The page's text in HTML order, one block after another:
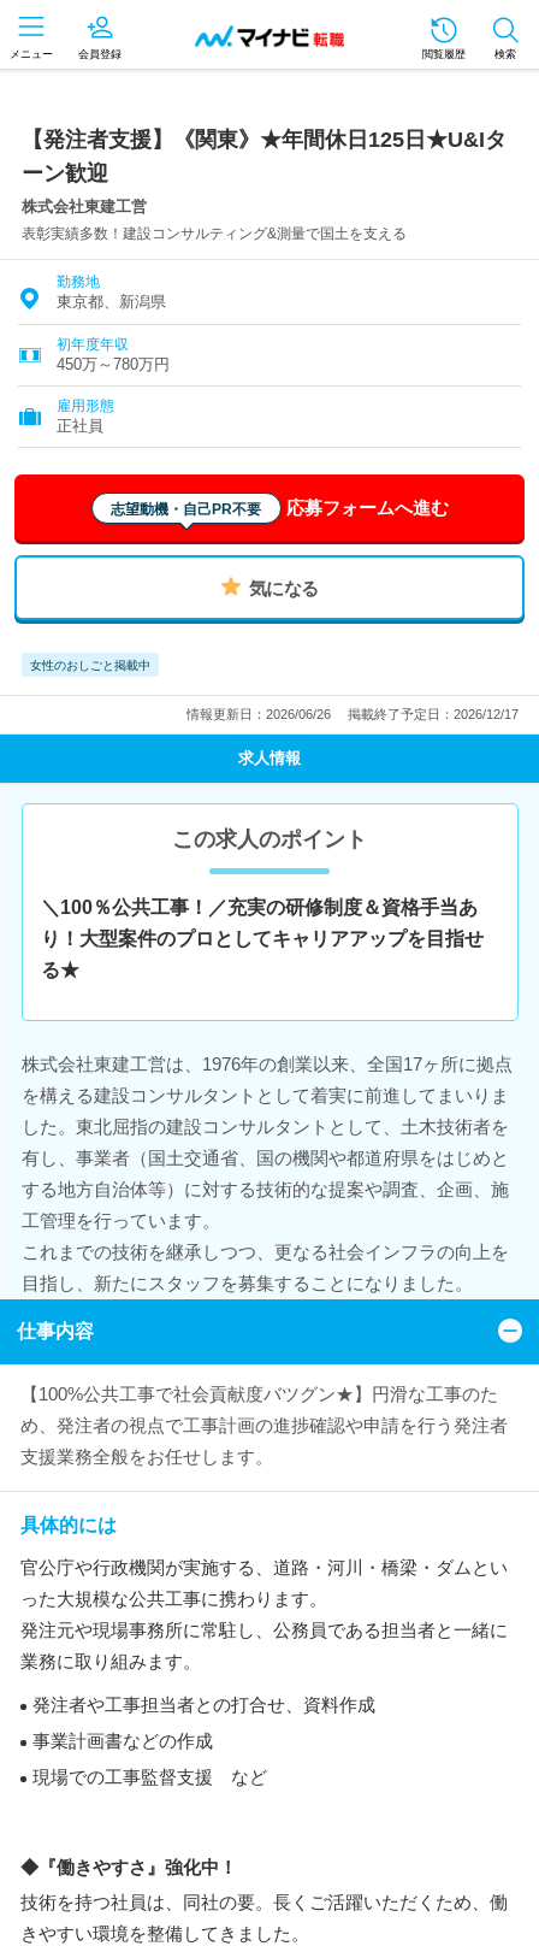
メニュー 会員登録 閲覧履歴 検索
【発注者支援】《関東》★年間休日125日★U&Iタ
ーン歓迎
株式会社東建工営
表彰実績多数！建設コンサルティング&測量で国土を支える
勤務地
東京都、新潟県
初年度年収
450万～780万円
雇用形態
正社員
志望動機・自己PR不要 応募フォームへ進む
気になる
女性のおしごと掲載中
情報更新日：2026/06/26 掲載終了予定日：2026/12/17
求人情報
この求人のポイント
＼100％公共工事！／充実の研修制度＆資格手当あ
り！大型案件のプロとしてキャリアアップを目指せ
る★
株式会社東建工営は、1976年の創業以来、全国17ヶ所に拠点
を構える建設コンサルタントとして着実に前進してまいりま
した。東北屈指の建設コンサルタントとして、土木技術者を
有し、事業者（国土交通省、国の機関や都道府県をはじめと
する地方自治体等）に対する技術的な提案や調査、企画、施
工管理を行っています。
これまでの技術を継承しつつ、更なる社会インフラの向上を
目指し、新たにスタッフを募集することになりました。
仕事内容
【100%公共工事で社会貢献度バツグン★】円滑な工事のた
め、発注者の視点で工事計画の進捗確認や申請を行う発注者
支援業務全般をお任せします。
具体的には
官公庁や行政機関が実施する、道路・河川・橋梁・ダムとい
った大規模な公共工事に携わります。
発注元や現場事務所に常駐し、公務員である担当者と一緒に
業務に取り組みます。
発注者や工事担当者との打合せ、資料作成
事業計画書などの作成
現場での工事監督支援 など
◆『働きやすさ』強化中！
技術を持つ社員は、同社の要。長くご活躍いただくため、働
きやすい環境を整備してきました。